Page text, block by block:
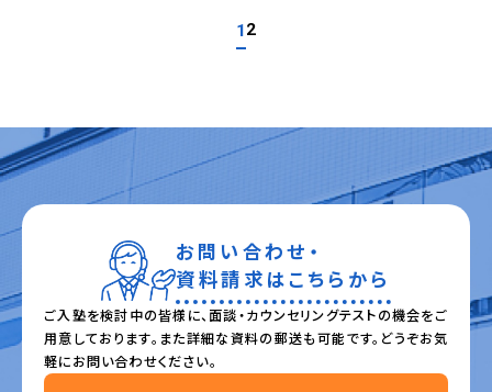
12
お問い合わせ・
資料請求はこちらから
ご入塾を検討中の皆様に、面談・カウンセリングテストの機会をご
用意しております。また詳細な資料の郵送も可能です。どうぞお気
軽にお問い合わせください。